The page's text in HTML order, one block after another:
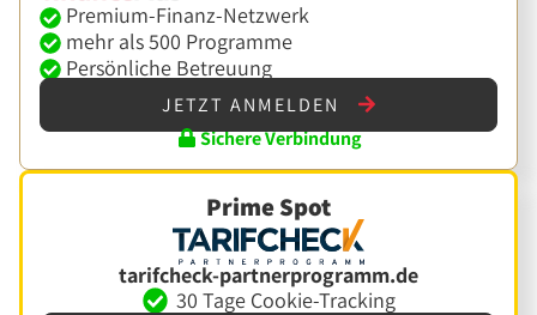
Premium-Finanz-Netzwerk
mehr als 500 Programme
Persönliche Betreuung
JETZT ANMELDEN
Sichere Verbindung
Prime Spot
tarifcheck-partnerprogramm.de
30 Tage Cookie-Tracking